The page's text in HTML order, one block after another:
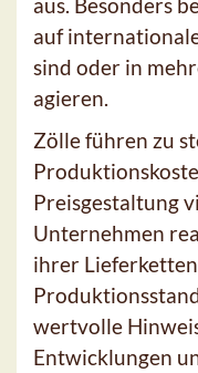
auf
sind oder in
agieren.
Zölle führen zu
Preisgestaltung
Unternehmen
ihrer
wertvolle
Entwicklungen